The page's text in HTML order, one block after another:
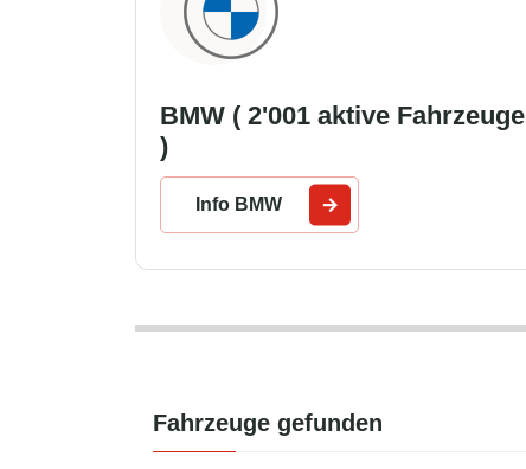
BMW ( 2'001 aktive Fahrzeuge
)
Info BMW
Fahrzeuge gefunden